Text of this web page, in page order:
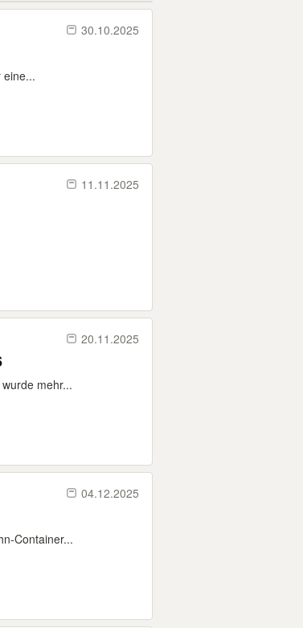
30.10.2025
eine...
11.11.2025
20.11.2025
mehr...
04.12.2025
Container...